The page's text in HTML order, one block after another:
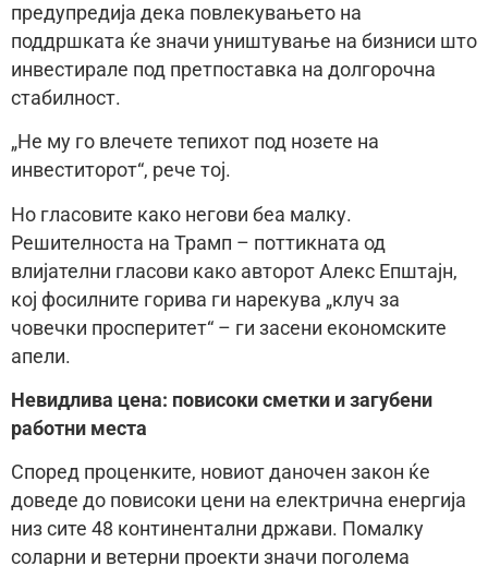
предупредија дека повлекувањето на
поддршката ќе значи уништување на бизниси што
инвестирале под претпоставка на долгорочна
стабилност.
„Не му го влечете тепихот под нозете на
инвеститорот“, рече тој.
Но гласовите како негови беа малку.
Решителноста на Трамп – поттикната од
влијателни гласови како авторот Алекс Епштајн,
кој фосилните горива ги нарекува „клуч за
човечки просперитет“ – ги засени економските
апели.
Невидлива цена: повисоки сметки и загубени
работни места
Според проценките, новиот даночен закон ќе
доведе до повисоки цени на електрична енергија
низ сите 48 континентални држави. Помалку
соларни и ветерни проекти значи поголема